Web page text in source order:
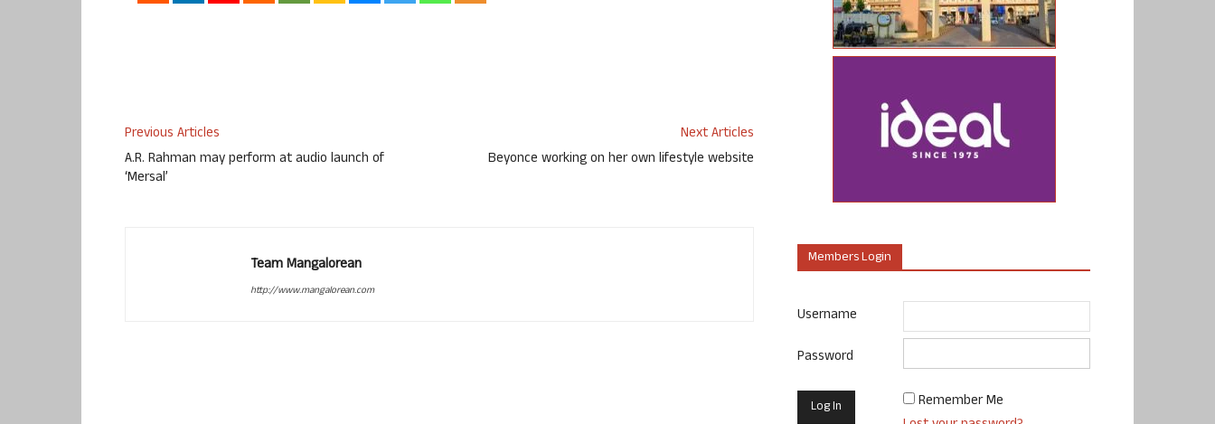
Previous Articles
A.R. Rahman may perform at audio launch of
‘Mersal’
Next Articles
Beyonce working on her own lifestyle website
Team Mangalorean
http://www.mangalorean.com
Members Login
Username
Password
Remember Me